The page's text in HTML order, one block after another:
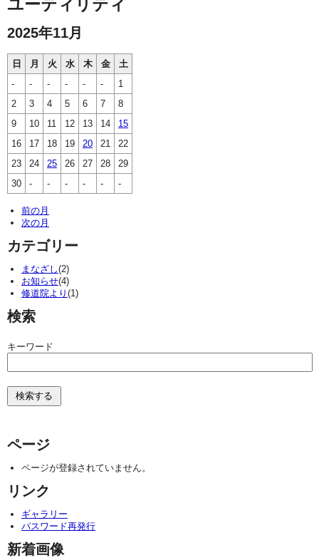
ユーティリティ
2025年11月
日 月 火 水 木 金
土
-
- - - - -
1
2
3 4 5 6 7
8
9
10 11 12 13 14
15
16
17 18 19 20 21
22
23
24 25 26 27 28
29
30
- - - - - -
前の月
次の月
カテゴリー
まなざし(2)
お知らせ(4)
修道院より (1)
検索
キーワード
ページ
ページが登録されていません。
リンク
ギャラリー
パスワード再発行
新着画像